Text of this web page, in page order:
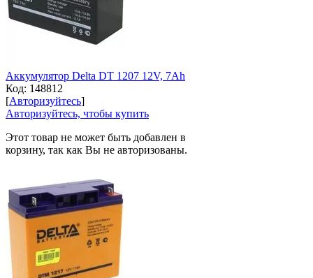
Аккумулятор Delta DT 1207 12V, 7Ah
Код: 148812
[Авторизуйтесь]
Авторизуйтесь, чтобы купить
Этот товар не может быть добавлен в
корзину, так как Вы не авторизованы.